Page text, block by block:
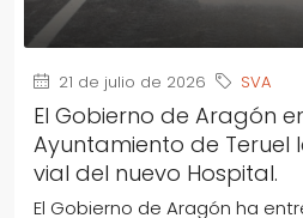
21 de julio de 2026 SVA
El Gobierno de Aragón
Ayuntamiento de Teruel
vial del nuevo Hospital.
El Gobierno de Aragón ha